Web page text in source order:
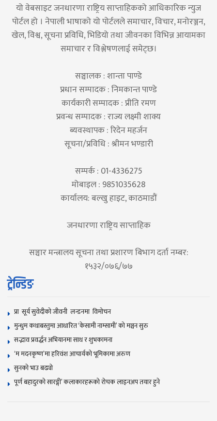
यो वेबसाइट जनधारणा राष्ट्रिय साप्ताहिकको आधिकारिक न्युज
पोर्टल हो । नेपाली भाषाको यो पोर्टलले समाचार, विचार, मनोरञ्जन,
खेल, विश्व, सूचना प्रविधि, भिडियो तथा जीवनका विभिन्न आयामका
समाचार र विश्लेषणलाई समेट्छ।
सञ्चालक : शान्ता पाण्डे
प्रधान सम्पादक : निमकान्त पाण्डे
कार्यकारी सम्पादक : प्रीति रमण
प्रवन्ध सम्पादक : राज्य लक्ष्मी शाक्य
ब्यवस्थापक : रिदेन महर्जन
सूचना/प्रविधि : श्रीमन भण्डारी
सम्पर्क : 01-4336275
मोबाइल : 9851035628
कार्यालय: बल्खु हाइट, काठमाडौं
जनधारणा राष्ट्रिय साप्ताहिक
सञ्चार मन्त्रालय सूचना तथा प्रशारण बिभाग दर्ता नम्बर:
१५३२/०७६/७७
ट्रेन्डिङ
प्रा सूर्य सुवेदीको जीवनी लन्डनमा विमोचन
मुन्धुम कथाबस्तुमा आधारित ‘केसामी नाम्सामी’ काे मञ्चन सुरु
सद्भाव प्रवर्द्धन अभियानमा साथ र शुभकामना
‘म मदनकृष्ण’मा हरिवंश आचार्यको भूमिकामा अरुण
सुनकाे भाउ बढ्याे
पूर्ण बहादुरको सारङ्गी’ कलाकारहरूको रोचक लाइनअप तयार हुने